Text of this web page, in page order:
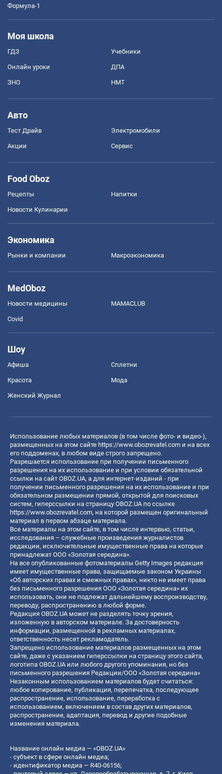
Формула-1
Моя школа
ГДЗ Учебники
Онлайн уроки ДПА
ЗНО НМТ
Авто
Тест Драйв Электромобили
Акции Сервис
Food Oboz
Рецепты Напитки
Новости Кулинарии
Экономика
Рынки и компании Mакроэкономика
MedOboz
Новости медицины MAMACLUB
Covid
Шоу
Афиша Сплетни
Красота Мода
Женский Журнал
Использование любых материалов (в том числе фото- и видео-),
размещенных на этом сайте https://www.obozrevatel.com и на всех
его поддоменах, в любом виде строго запрещено.
Разрешается использование при получении письменного
разрешения на их использование и при условии обязательной
ссылки на сайт OBOZ.UA, а для интернет-изданий - при
получении письменного разрешения на их использование и при
обязательном размещении прямой, открытой для поисковых
систем, гиперссылки на страницу OBOZ.UA по ссылке
https://www.obozrevatel.com, на которой размещен оригинальный
материал в первом абзаце материала.
Все материалы на этом сайте, в том числе интервью, статьи,
исследования – служебные произведения журналистов
редакции, исключительные имущественные права на которые
принадлежат ООО «Золотая середина».
На все опубликованные фотоматериалы Getty Images редакция
имеет имущественные права, защищаемые законом Украины
«Об авторских правах и смежных правах», никто не имеет права
без письменного разрешения ООО «Золотая середина» их
использовать, они не подлежат дальнейшему воспроизводству,
переводу, распространению в любой форме.
Редакция OBOZ.UA может не разделять точку зрения,
изложенную в авторском материале. За достоверность
информации, размещенной в рекламных материалах,
ответственность несет рекламодатель.
Запрещено использование материалов размещенных на этом
сайте, даже с указанием гиперссылки на страницу этого сайта,
логотипа OBOZ.UA или любого другого упоминания, но без
письменного разрешения Редакции/ООО «Золотая середина»
Незаконным использованием материалов будет считаться:
любое копирование, публикация, перепечатка, последующее
распространение, использование, переработка с
использованием, включением в состав других материалов,
распространение, адаптация, перевод и другие подобные
изменения материала.
Название онлайн медиа — «OBOZ.UA»
- субъект в сфере онлайн медиа;
- идентификатор медиа — R40-06156;